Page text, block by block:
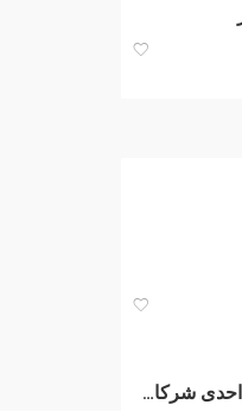
شركة نورن ديزاين هى احدى شركات ارائدة فى مصر المتخصصة توريد وتركيب قواطيع HPL